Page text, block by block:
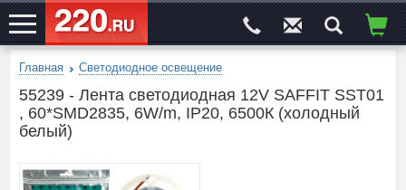
ЭЛЕКТРОСАЙТ№1
Главная Светодиодное освещение
55239 - Лента светодиодная 12V SAFFIT SST01
, 60*SMD2835, 6W/m, IP20, 6500К (холодный
белый)